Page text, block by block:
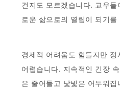
건지도 모르겠습니다. 교우
로운 삶으로의 열림이 되기를
경제적 어려움도 힘들지만
어렵습니다. 지속적인 긴장
은 줄어들고 낯빛은 어두워